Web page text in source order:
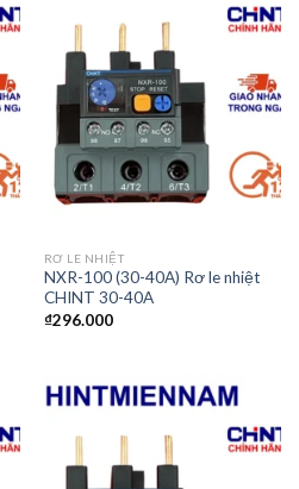
RƠ LE NHIỆT
NXR-100 (30-40A) Rơ le nhiệt
CHINT 30-40A
₫296.000